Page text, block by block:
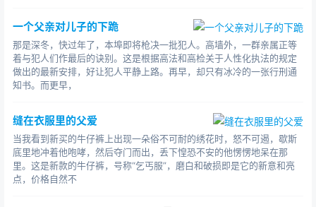
夜里，他醒来，看见卧室的灯依然亮着，父亲枯坐在
他的书桌旁发呆。他腰背弯曲，花白的头发低垂，那桌上
堆得高高的崭新的学习资料，几乎要将父亲瘦弱的身躯淹
一个父亲对儿子的下跪
那是深冬，快过年了，本埠即将枪决一批犯人。高墙外，一群亲属正等
着与犯人们作最后的诀别。这是根据高法和高检关于人性化执法的规定
做出的最新安排，好让犯人平静上路。再早，却只有冰冷的一张行刑通
知书。而更早，
缝在衣服里的父爱
当我看到新买的牛仔裤上出现一朵俗不可耐的绣花时，怒不可遏，歇斯
底里地冲着他咆哮，然后夺门而出，丢下惶恐不安的他愣愣地呆在那
里。这是新款的牛仔裤，号称“乞丐服”，磨白和破损即是它的新意和亮
点，价格自然不